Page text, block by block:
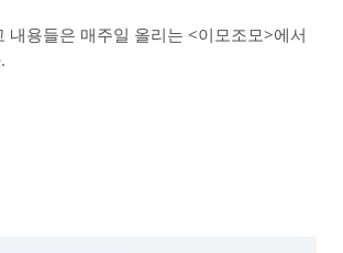
내용들은 매주일 올리는 <이모조모>에서